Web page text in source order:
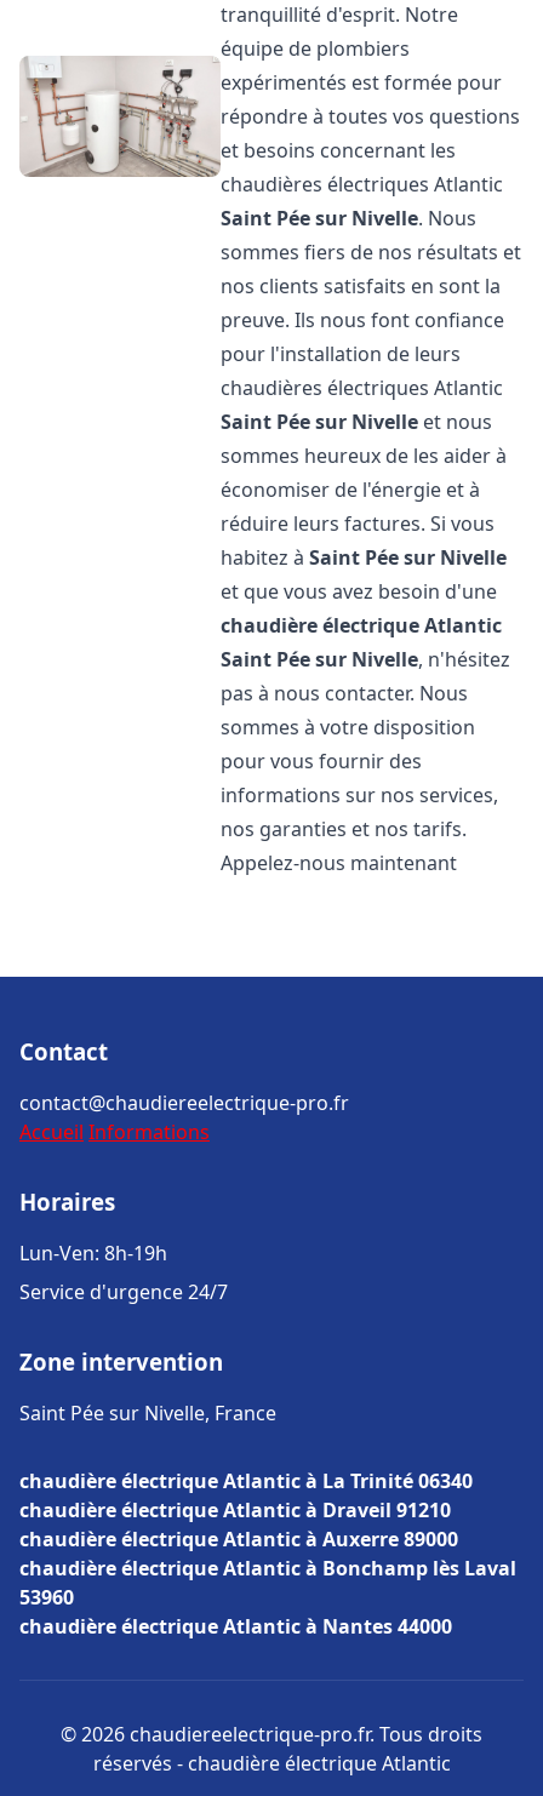
tranquillité d'esprit. Notre
équipe de plombiers
expérimentés est formée pour
répondre à toutes vos questions
et besoins concernant les
chaudières électriques Atlantic
Saint Pée sur Nivelle. Nous
sommes fiers de nos résultats et
nos clients satisfaits en sont la
preuve. Ils nous font confiance
pour l'installation de leurs
chaudières électriques Atlantic
Saint Pée sur Nivelle et nous
sommes heureux de les aider à
économiser de l'énergie et à
réduire leurs factures. Si vous
habitez àSaint Pée sur Nivelle
et que vous avez besoin d'une
chaudière électrique Atlantic
Saint Pée sur Nivelle, n'hésitez
pas à nous contacter. Nous
sommes à votre disposition
pour vous fournir des
informations sur nos services,
nos garanties et nos tarifs.
Appelez-nous maintenant
Contact
contact@chaudiereelectrique-pro.fr
Accueil Informations
Horaires
Lun-Ven: 8h-19h
Service d'urgence 24/7
Zone intervention
Saint Pée sur Nivelle, France
chaudière électrique Atlantic à La Trinité 06340
chaudière électrique Atlantic à Draveil 91210
chaudière électrique Atlantic à Auxerre 89000
chaudière électrique Atlantic à Bonchamp lès Laval
53960
chaudière électrique Atlantic à Nantes 44000
© 2026 chaudiereelectrique-pro.fr. Tous droits
réservés - chaudière électrique Atlantic